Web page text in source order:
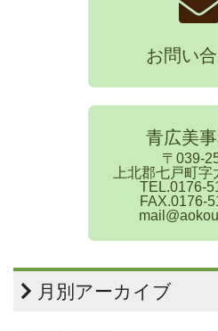
お問い
青広美
〒039-
上北郡七戸町
TEL.0176-
FAX.0176-
月別アーカイブ